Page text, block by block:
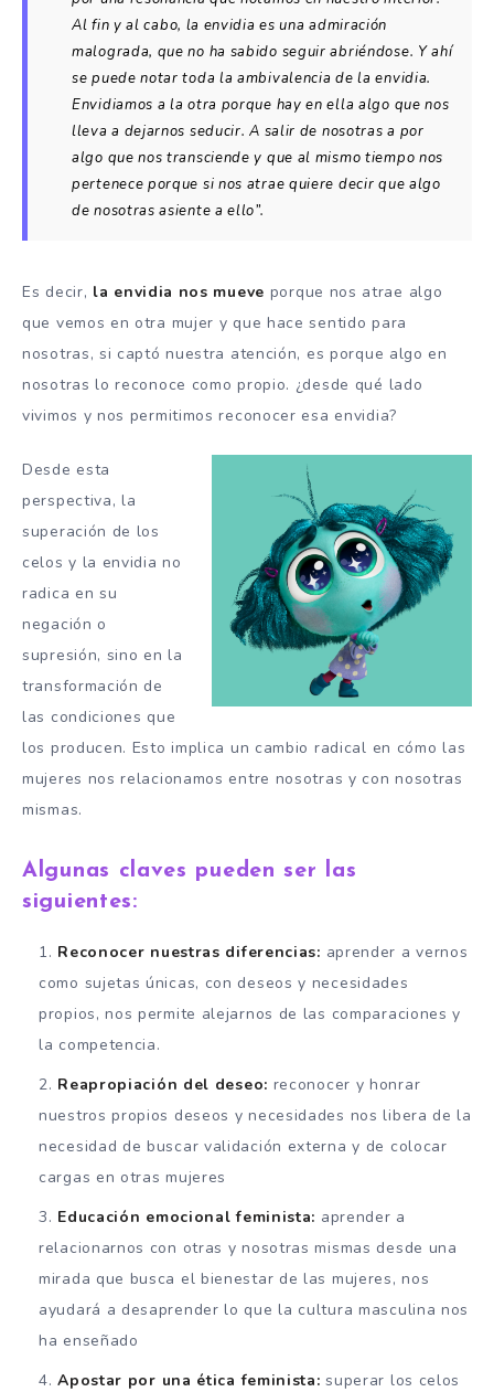
Al fin y al cabo, la envidia es una admiración
malograda, que no ha sabido seguir abriéndose. Y ahí
se puede notar toda la ambivalencia de la envidia.
Envidiamos a la otra porque hay en ella algo que nos
lleva a dejarnos seducir. A salir de nosotras a por
algo que nos transciende y que al mismo tiempo nos
pertenece porque si nos atrae quiere decir que algo
de nosotras asiente a ello”.
Es decir, la envidia nos mueve porque nos atrae algo
que vemos en otra mujer y que hace sentido para
nosotras, si captó nuestra atención, es porque algo en
nosotras lo reconoce como propio. ¿desde qué lado
vivimos y nos permitimos reconocer esa envidia?
Desde esta
perspectiva, la
superación de los
celos y la envidia no
radica en su
negación o
supresión, sino en la
transformación de
las condiciones que
los producen. Esto implica un cambio radical en cómo las
mujeres nos relacionamos entre nosotras y con nosotras
mismas.
Algunas claves pueden ser las
siguientes:
Reconocer nuestras diferencias: aprender a vernos
como sujetas únicas, con deseos y necesidades
propios, nos permite alejarnos de las comparaciones y
la competencia.
Reapropiación del deseo: reconocer y honrar
nuestros propios deseos y necesidades nos libera de la
necesidad de buscar validación externa y de colocar
cargas en otras mujeres
Educación emocional feminista: aprender a
relacionarnos con otras y nosotras mismas desde una
mirada que busca el bienestar de las mujeres, nos
ayudará a desaprender lo que la cultura masculina nos
ha enseñado
Apostar por una ética feminista: superar los celos